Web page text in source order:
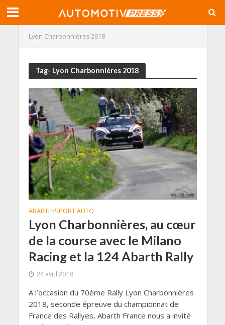
Lyon Charbonnières 2018
Tag- Lyon Charbonnières 2018
ABARTH•SPORT AUTO
Lyon Charbonnières, au cœur
de la course avec le Milano
Racing et la 124 Abarth Rally
24 avril 2018
A l’occasion du 70ème Rally Lyon Charbonnières
2018, seconde épreuve du championnat de
France des Rallyes, Abarth France nous a invité